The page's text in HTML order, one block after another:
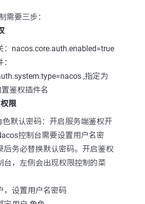
需要三步：
：nacos.core.auth.enabled=true
,指定为
鉴权插件名
限
默认密码：开启服务端鉴权开
控制台需要设置用户名密
后务必替换默认密码。开启鉴权
台，左侧会出现权限控制的菜
，设置用户名密码